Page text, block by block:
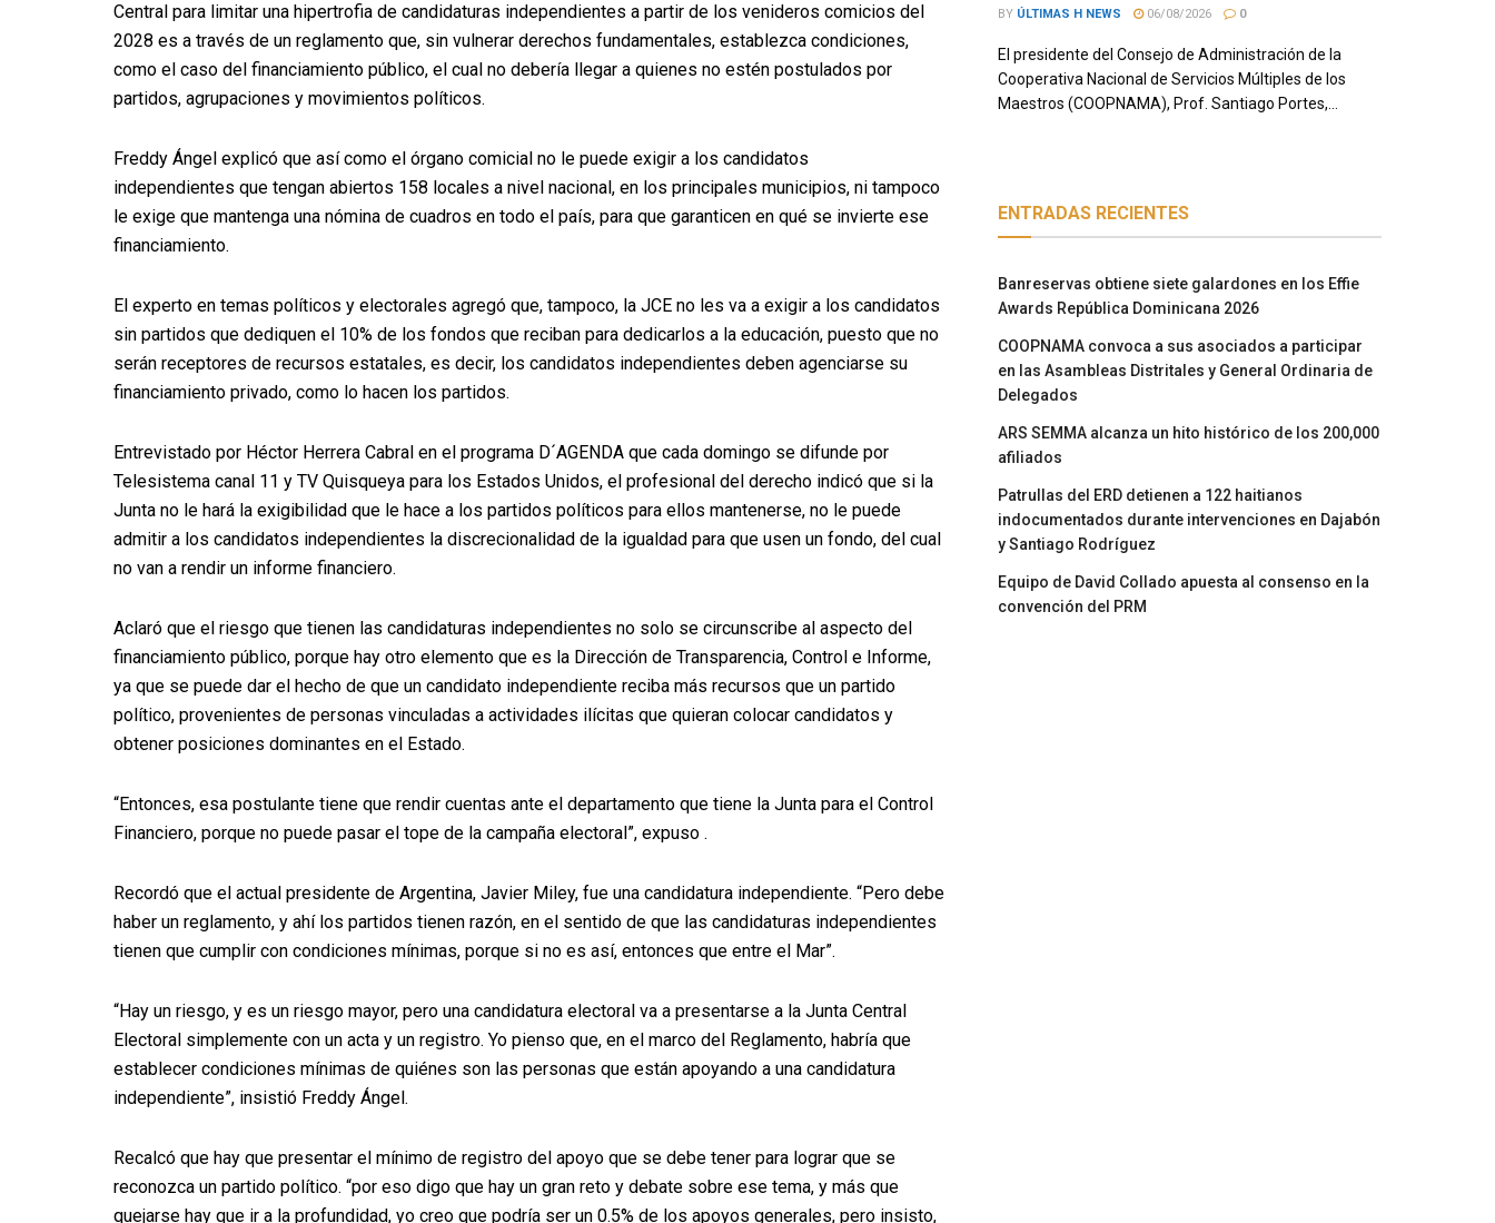
Central para limitar una hipertrofia de candidaturas independientes a partir de los venideros comicios del
2028 es a través de un reglamento que, sin vulnerar derechos fundamentales, establezca condiciones,
como el caso del financiamiento público, el cual no debería llegar a quienes no estén postulados por
partidos, agrupaciones y movimientos políticos.
Freddy Ángel explicó que así como el órgano comicial no le puede exigir a los candidatos
independientes que tengan abiertos 158 locales a nivel nacional, en los principales municipios, ni tampoco
le exige que mantenga una nómina de cuadros en todo el país, para que garanticen en qué se invierte ese
financiamiento.
El experto en temas políticos y electorales agregó que, tampoco, la JCE no les va a exigir a los candidatos
sin partidos que dediquen el 10% de los fondos que reciban para dedicarlos a la educación, puesto que no
serán receptores de recursos estatales, es decir, los candidatos independientes deben agenciarse su
financiamiento privado, como lo hacen los partidos.
Entrevistado por Héctor Herrera Cabral en el programa D´AGENDA que cada domingo se difunde por
Telesistema canal 11 y TV Quisqueya para los Estados Unidos, el profesional del derecho indicó que si la
Junta no le hará la exigibilidad que le hace a los partidos políticos para ellos mantenerse, no le puede
admitir a los candidatos independientes la discrecionalidad de la igualdad para que usen un fondo, del cual
no van a rendir un informe financiero.
Aclaró que el riesgo que tienen las candidaturas independientes no solo se circunscribe al aspecto del
financiamiento público, porque hay otro elemento que es la Dirección de Transparencia, Control e Informe,
ya que se puede dar el hecho de que un candidato independiente reciba más recursos que un partido
político, provenientes de personas vinculadas a actividades ilícitas que quieran colocar candidatos y
obtener posiciones dominantes en el Estado.
“Entonces, esa postulante tiene que rendir cuentas ante el departamento que tiene la Junta para el Control
Financiero, porque no puede pasar el tope de la campaña electoral”, expuso .
Recordó que el actual presidente de Argentina, Javier Miley, fue una candidatura independiente. “Pero debe
haber un reglamento, y ahí los partidos tienen razón, en el sentido de que las candidaturas independientes
tienen que cumplir con condiciones mínimas, porque si no es así, entonces que entre el Mar”.
“Hay un riesgo, y es un riesgo mayor, pero una candidatura electoral va a presentarse a la Junta Central
Electoral simplemente con un acta y un registro. Yo pienso que, en el marco del Reglamento, habría que
establecer condiciones mínimas de quiénes son las personas que están apoyando a una candidatura
independiente”, insistió Freddy Ángel.
Recalcó que hay que presentar el mínimo de registro del apoyo que se debe tener para lograr que se
reconozca un partido político. “por eso digo que hay un gran reto y debate sobre ese tema, y más que
quejarse hay que ir a la profundidad, yo creo que podría ser un 0.5% de los apoyos generales, pero insisto,
BY ÚLTIMAS H NEWS 06/08/2026 0
El presidente del Consejo de Administración de la
Cooperativa Nacional de Servicios Múltiples de los
Maestros (COOPNAMA), Prof. Santiago Portes,...
ENTRADAS RECIENTES
Banreservas obtiene siete galardones en los Effie
Awards República Dominicana 2026
COOPNAMA convoca a sus asociados a participar
en las Asambleas Distritales y General Ordinaria de
Delegados
ARS SEMMA alcanza un hito histórico de los 200,000
afiliados
Patrullas del ERD detienen a 122 haitianos
indocumentados durante intervenciones en Dajabón
y Santiago Rodríguez
Equipo de David Collado apuesta al consenso en la
convención del PRM